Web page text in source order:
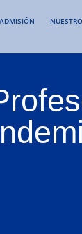
ADMISIÓN